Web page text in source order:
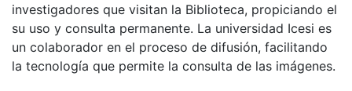
investigadores que visitan la Biblioteca, propiciando el
su uso y consulta permanente. La universidad Icesi es
un colaborador en el proceso de difusión, facilitando
la tecnología que permite la consulta de las imágenes.